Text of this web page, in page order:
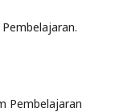
Pembelajaran